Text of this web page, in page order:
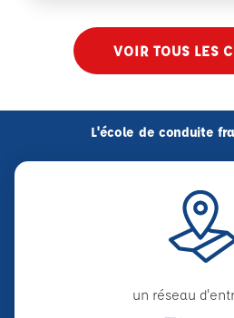
VOIR TOUS LES
L'école de conduite
un réseau